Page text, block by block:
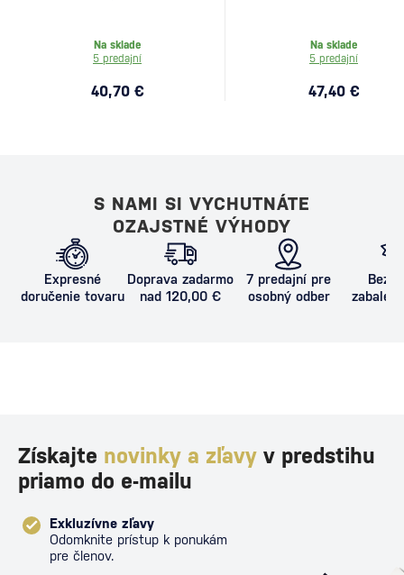
Na sklade
5 predajní
40,70 €
Na sklade
5 predajní
47,40 €
S NAMI SI VYCHUTNÁTE
OZAJSTNÉ VÝHODY
Expresné
doručenie tovaru
Doprava zadarmo
nad 120,00 €
7 predajní pre
osobný odber
Získajte novinky a zľavy v predstihu
priamo do e-mailu
Exkluzívne zľavy
Odomknite prístup k ponukám
pre členov.